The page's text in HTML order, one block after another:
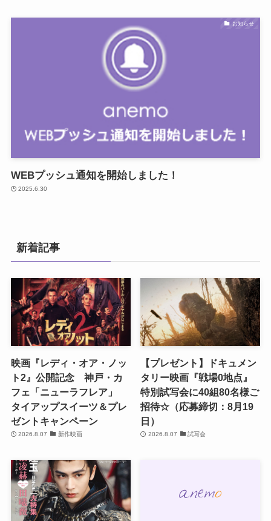
お知らせ
WEBプッシュ通知を開始しました！
2025.6.30
新着記事
映画『レディ・オア・ノッ
ト2』公開記念 神戸・カ
フェ「ニューラフレア」
タイアップスイーツ＆プレ
ゼントキャンペーン
2026.8.07 新作映画
【プレゼント】ドキュメン
タリー映画『戦場0地点』
特別試写会に40組80名様ご
招待☆（応募締切：8月19
日）
2026.8.07 試写会